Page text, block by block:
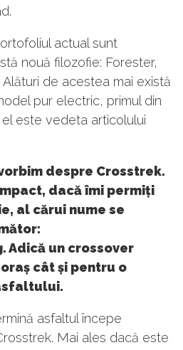
actual sunt
nouă filozofie: Forester,
de acestea mai există
pur electric, primul din
el este vedeta articolului
despre Crosstrek.
dacă îmi permiți
al cărui nume se
Adică un crossover
cât și pentru o
asfaltul începe
Mai ales dacă este